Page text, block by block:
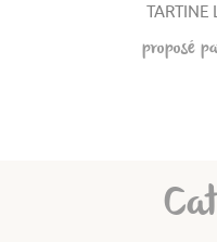
TARTINE
proposé